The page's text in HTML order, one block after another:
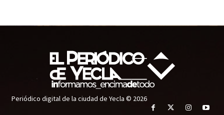
Periódico digital de la ciudad de Yecla © 2026